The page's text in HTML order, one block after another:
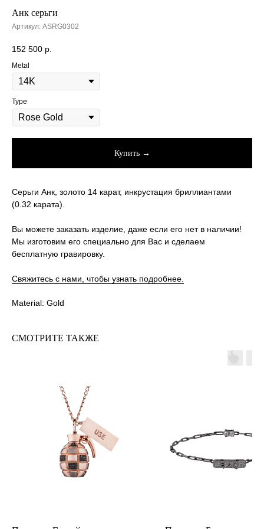
Анк серьги
Артикул: ASRG0302
152 500 р.
Metal
Type
Купить →
Серьги Анк, золото 14 карат, инкрустация бриллиантами
(0.32 карата).
Вы можете заказать изделие, даже если его нет в наличии!
Мы изготовим его специально для Вас и сделаем
бесплатную гравировку.
Свяжитесь с нами, чтобы узнать подробнее.
Material: Gold
СМОТРИТЕ ТАКЖЕ